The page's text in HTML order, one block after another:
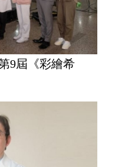
9屆《彩繪希